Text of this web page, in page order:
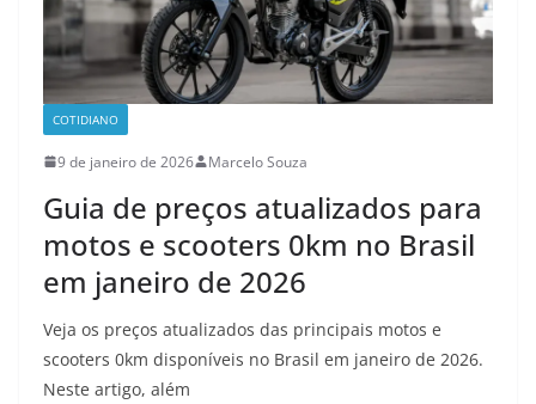
COTIDIANO
9 de janeiro de 2026 Marcelo Souza
Guia de preços atualizados para
motos e scooters 0km no Brasil
em janeiro de 2026
Veja os preços atualizados das principais motos e
scooters 0km disponíveis no Brasil em janeiro de 2026.
Neste artigo, além